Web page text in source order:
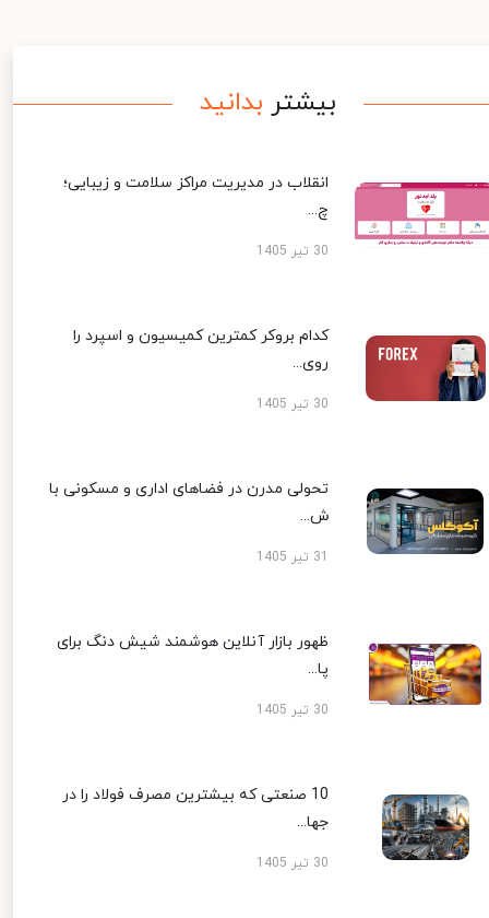
بیشتر بدانید
انقلاب در مدیریت مراکز سلامت و زیبایی؛
چ...
30 تیر 1405
کدام بروکر کمترین کمیسیون و اسپرد را
روی...
30 تیر 1405
تحولی مدرن در فضاهای اداری و مسکونی با
ش...
ظهور بازار آنلاین هوشمند شیش دنگ برای
پا...
30 تیر 1405
10 صنعتی که بیشترین مصرف فولاد را در
جها...
30 تیر 1405